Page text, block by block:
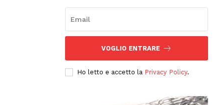
VOGLIO ENTRARE
Ho letto e accetto la Privacy Policy.